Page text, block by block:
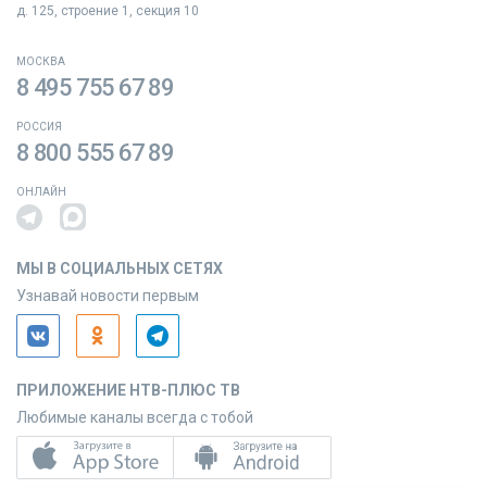
д. 125, строение 1, секция 10
МОСКВА
8 495 755 67 89
РОССИЯ
8 800 555 67 89
ОНЛАЙН
МЫ В СОЦИАЛЬНЫХ СЕТЯХ
Узнавай новости первым
ПРИЛОЖЕНИЕ НТВ-ПЛЮС ТВ
Любимые каналы всегда с тобой